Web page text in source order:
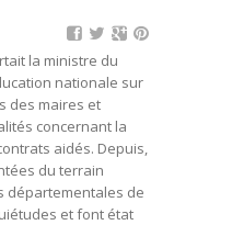
la ministre du
nationale sur
des maires et
concernant la
aidés. Depuis,
du terrain
départementales de
et font état